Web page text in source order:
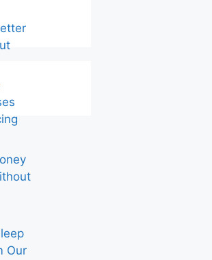
Our